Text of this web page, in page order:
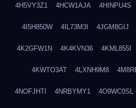
4H5VY3Z1 4HCW1AJA 4HINPU4S
4I5H850W 4IL73M3I 4JGM8GIJ
4K2GFW1N 4K4KVN36 4KML855I
4KWTO3AT 4LXNH9M8
4NOFJHTI 4NRBYMY1 4O9WC0SL